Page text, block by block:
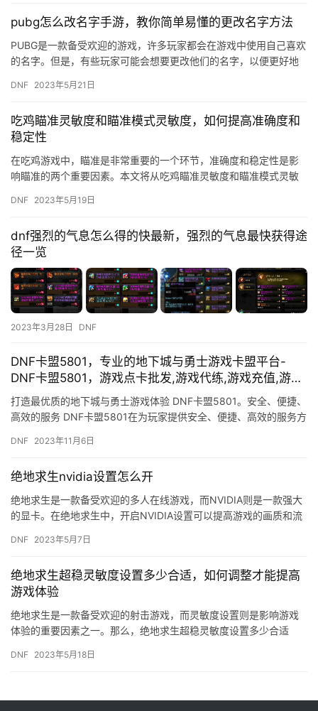
pubg怎么改名字手游，教你简单易懂的更改名字方法
PUBG是一款备受欢迎的游戏，许多玩家都会在游戏中使用自己喜欢
的名字。但是，有些玩家可能会想要更改他们的名字，以便更好地
DNF 2023年5月21日
吃鸡瞄准灵敏度和瞄准模式灵敏度，如何提高准确度和
稳定性
在吃鸡游戏中，瞄准是非常重要的一个环节，准确度和稳定性是影
响瞄准的两个重要因素。本文将从吃鸡瞄准灵敏度和瞄准模式灵敏
鸡瞄…
DNF 2023年5月19日
dnf强烈的气息怎么得的快最新，强烈的气息最快获得途
径一览
2023年3月28日 DNF
DNF卡盟5801，专业的地下城与勇士游戏卡盟平台-
DNF卡盟5801，游戏点卡批发,游戏代练,游戏充值,游戏
币交易,游
打造最优质的地下城与勇士游戏体验 DNF卡盟5801。安全、便捷、
高效的服务 DNF卡盟5801在为玩家提供安全、便捷、高效的服务方
DNF 2023年11月6日
绝地求生nvidia设置怎么开
绝地求生是一款备受欢迎的多人在线游戏，而NVIDIA则是一款强大
的显卡。在绝地求生中，开启NVIDIA设置可以提高游戏的画质和流
DNF 2023年5月7日
绝地求生超稳灵敏度设置多少合适，如何调整才能提高
游戏体验
绝地求生是一款备受欢迎的射击游戏，而灵敏度设置则是影响游戏
体验的重要因素之一。那么，绝地求生超稳灵敏度设置多少合适
下。 首先…
DNF 2023年5月18日